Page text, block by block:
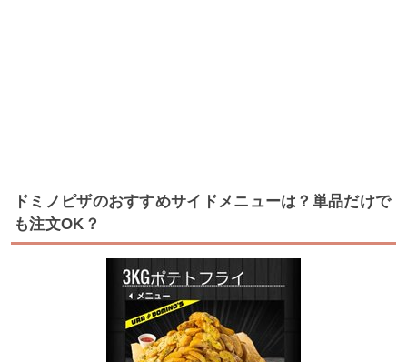
ドミノピザのおすすめサイドメニューは？単品だけで
も注文OK？